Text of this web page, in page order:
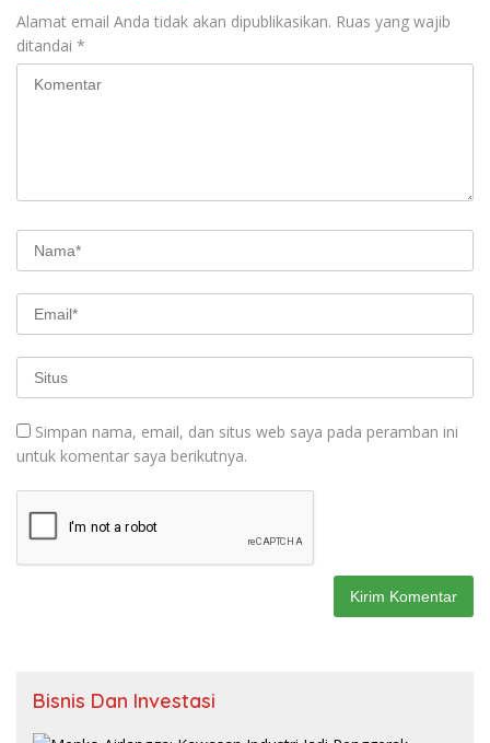
Alamat email Anda tidak akan dipublikasikan. Ruas yang wajib
ditandai *
Simpan nama, email, dan situs web saya pada peramban ini
untuk komentar saya berikutnya.
Bisnis Dan Investasi